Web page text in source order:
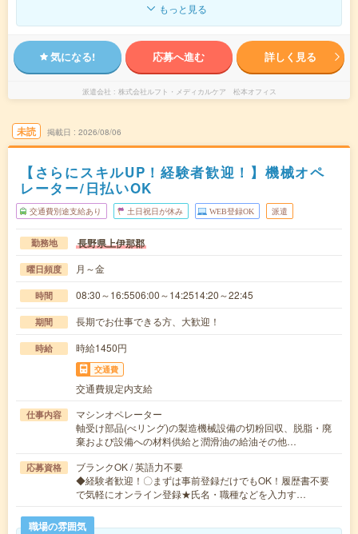
もっと見る
気になる! 応募へ進む 詳しく見る
派遣会社 株式会社ルフト・メディカルケア 松本オフィス
未読 掲載日 2026/08/06
【さらにスキルUP！経験者歓迎！】機械オペ
レーター/日払いOK
交通費別途支給あり 土日祝日が休み WEB登録OK 派遣
勤務地 長野県上伊那郡
曜日頻度 月～金
時間 08:30～16:5506:00～14:2514:20～22:45
期間 長期でお仕事できる方、大歓迎！
時給 時給1450円
交通費
交通費規定内支給
仕事内容
マシンオペレーター
軸受け部品(べリング)の製造機械設備の切粉回収、脱脂・廃
棄および設備への材料供給と潤滑油の給油その他…
応募資格
ブランクOK / 英語力不要
◆経験者歓迎！〇まずは事前登録だけでもOK！履歴書不要
で気軽にオンライン登録★氏名・職種などを入力す…
職場の雰囲気